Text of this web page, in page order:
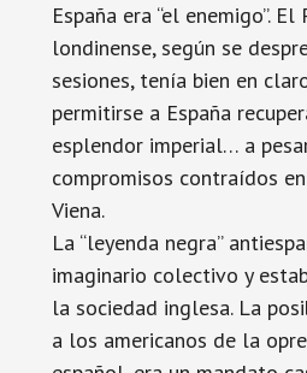
España era “el enemigo”.
londinense, según se
sesiones, tenía bien en
permitirse a España
esplendor imperial… a
compromisos contraídos
Viena.
La “leyenda negra”
imaginario colectivo y
la sociedad inglesa. La
a los americanos de la